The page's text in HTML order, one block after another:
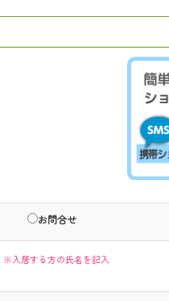
お問合せ
※入居する方の氏名を記入